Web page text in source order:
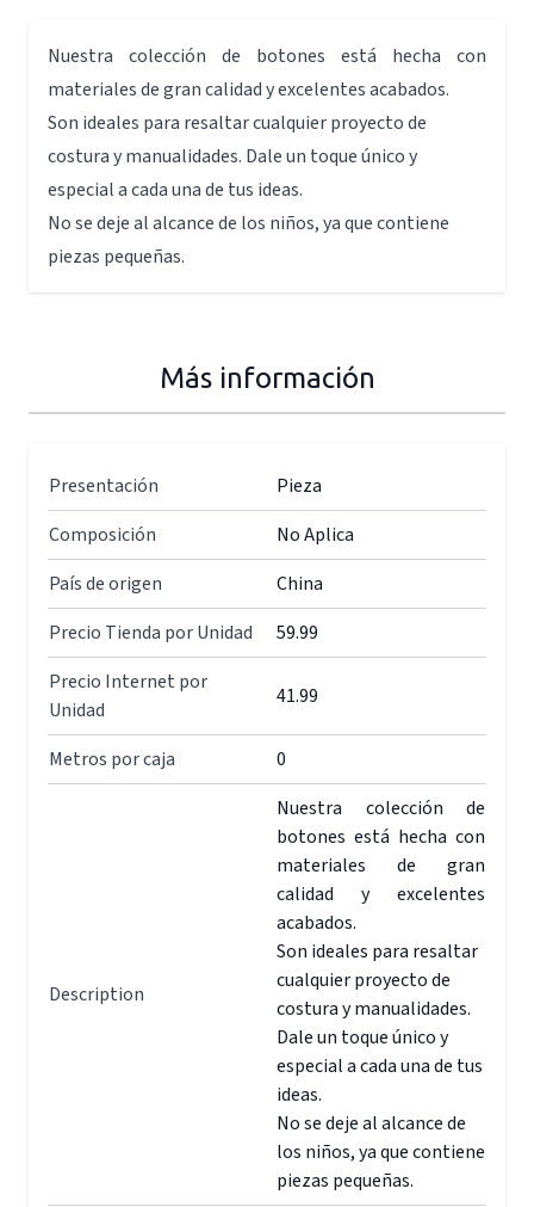
Nuestra colección de botones está hecha con
materiales de gran calidad y excelentes acabados.
Son ideales para resaltar cualquier proyecto de
costura y manualidades. Dale un toque único y
especial a cada una de tus ideas.
No se deje al alcance de los niños, ya que contiene
piezas pequeñas.
Más información
Presentación
Pieza
Composición
No Aplica
País de origen
China
Precio Tienda por Unidad
59.99
Precio Internet por
Unidad
41.99
Metros por caja 0
Description
Nuestra colección de
botones está hecha con
materiales de gran
calidad y excelentes
acabados.
Son ideales para resaltar
cualquier proyecto de
costura y manualidades.
Dale un toque único y
especial a cada una de tus
ideas.
No se deje al alcance de
los niños, ya que contiene
piezas pequeñas.